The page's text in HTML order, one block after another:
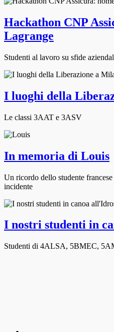
Hackathon CNP
Lagrange
Studenti al lavoro su sfide
I luoghi della
Le classi 3AAT e 3ASV
In memoria di Louis
Un ricordo dello studente
incidente
I nostri studenti in
Studenti di 4ALSA, 5BMEC,